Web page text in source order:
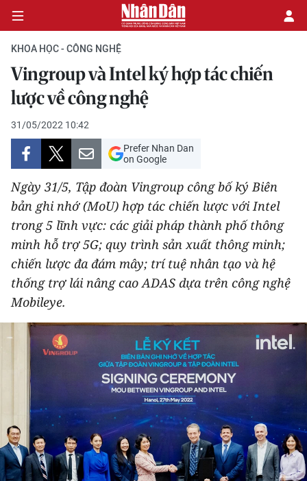
CHÍNH TRỊ
KINH TẾ
VĂN HÓA
XÃ HỘI
PHÁP LUẬT
DU LỊCH
THẾ GIỚI
THỂ THAO
GIÁO DỤC
Y TẾ
KHOA HỌC - CÔNG NGHỆ
MÔI TRƯỜNG
KHOA HỌC - CÔNG NGHỆ
Vingroup và Intel ký hợp tác chiến
lược về công nghệ
31/05/2022 10:42
Prefer Nhan Dan
on Google
Ngày 31/5, Tập đoàn Vingroup công bố ký Biên
bản ghi nhớ (MoU) hợp tác chiến lược với Intel
trong 5 lĩnh vực: các giải pháp thành phố thông
minh hỗ trợ 5G; quy trình sản xuất thông minh;
chiến lược đa đám mây; trí tuệ nhân tạo và hệ
thống trợ lái nâng cao ADAS dựa trên công nghệ
Mobileye.